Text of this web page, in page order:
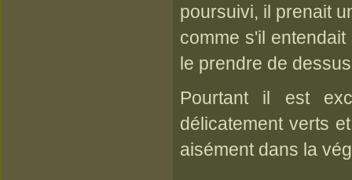
poursuivi, il prenait
comme s'il
le prendre de
Pourtant il est
délicatement verts
aisément dans la